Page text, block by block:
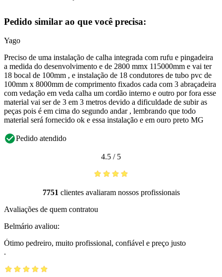
Pedido similar ao que você precisa:
Yago
Preciso de uma instalação de calha integrada com rufu e pingadeira
a medida do desenvolvimento e de 2800 mmx 115000mm e vai ter
18 bocal de 100mm , e instalação de 18 condutores de tubo pvc de
100mm x 8000mm de comprimento fixados cada com 3 abraçadeira
com vedação em veda calha um cordão interno e outro por fora esse
material vai ser de 3 em 3 metros devido a dificuldade de subir as
peças pois é em cima do segundo andar , lembrando que todo
material será fornecido ok e essa instalação e em ouro preto MG
Pedido atendido
4.5 / 5
7751 clientes avaliaram nossos profissionais
Avaliações de quem contratou
Belmário avaliou:
Ótimo pedreiro, muito profissional, confiável e preço justo
.